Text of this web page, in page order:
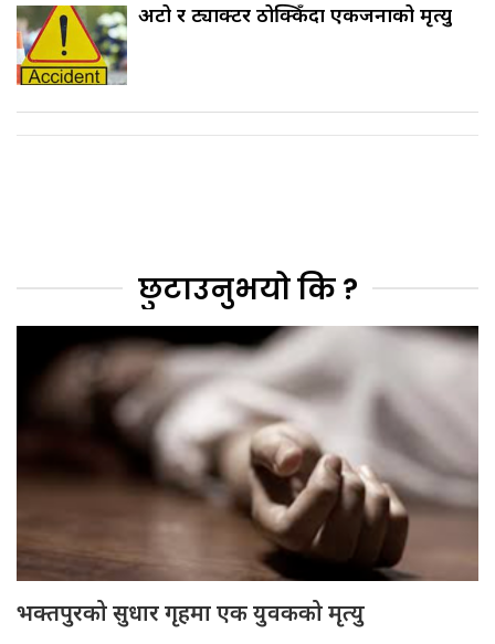
अटो र ट्याक्टर ठोक्किँदा एकजनाको मृत्यु
छुटाउनुभयो कि ?
भक्तपुरको सुधार गृहमा एक युवकको मृत्यु